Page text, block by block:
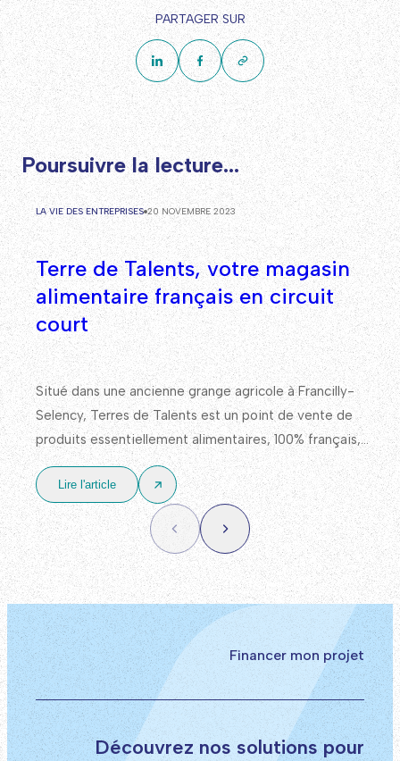
PARTAGER SUR
Poursuivre la lecture...
LA VIE DES ENTREPRISES 20 NOVEMBRE 2023
Terre de Talents, votre magasin
alimentaire français en circuit
court
Situé dans une ancienne grange agricole à Francilly-
Selency, Terres de Talents est un point de vente de
produits essentiellement alimentaires, 100% français,
avec un approvisionnement en priorité auprès de
producteurs et d’acteurs locaux.
Lire l'article
Financer mon projet
Découvrez nos solutions pour